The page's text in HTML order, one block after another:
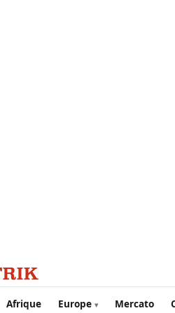
Afrique Europe Mercato